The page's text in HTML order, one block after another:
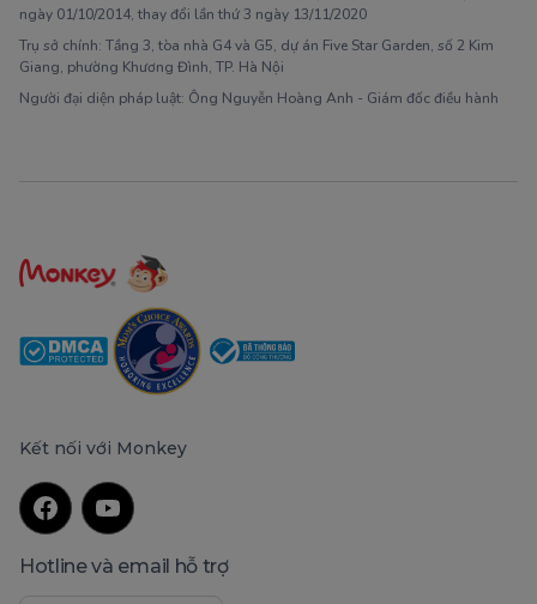
ngày 01/10/2014, thay đổi lần thứ 3 ngày 13/11/2020
Trụ sở chính: Tầng 3, tòa nhà G4 và G5, dự án Five Star Garden, số 2 Kim
Giang, phường Khương Đình, TP. Hà Nội
Người đại diện pháp luật: Ông Nguyễn Hoàng Anh - Giám đốc điều hành
Kết nối với Monkey
Hotline và email hỗ trợ